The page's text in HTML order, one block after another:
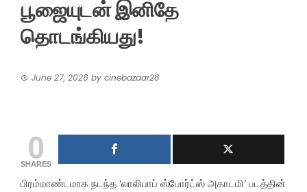
பூஜையுடன் இனிதே
தொடங்கியது!
June 27, 2026 by cinebazaar28
0
SHARES
பிரம்மாண்டமாக நடந்த ‘லாலிபாப் ஸ்போர்ட்ஸ் அகாடமி’ படத்தின்